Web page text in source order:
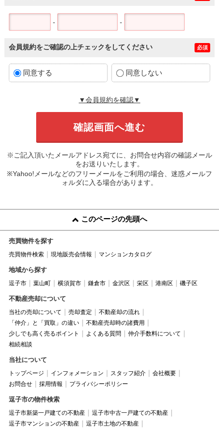
- -
会員規約をご確認の上チェックをしてください 必須
同意する 同意しない
▼会員規約を確認▼
※ご記入頂いたメールアドレス宛てに、お問合せ内容の確認メール
をお送りいたします。
※Yahoo!メールなどのフリーメールをご利用の場合、迷惑メールフ
ォルダに入る場合があります。
このページの先頭へ
売買物件を探す
売買物件検索 現地販売会情報 マンションカタログ
地域から探す
逗子市 葉山町 横須賀市 鎌倉市 金沢区 栄区 港南区 磯子区
不動産売却について
当社の売却について 売却査定
不動産却の流れ
「仲介」と「買取」の違い
不動産売却時の諸費用
少しでも高く売るポイント
よくある質問
仲介手数料について
相続相談
当社について
トップページ インフォメーション スタッフ紹介
会社概要
お問合せ
採用情報 プライバシーポリシー
逗子市の物件検索
逗子市新築一戸建ての不動産
逗子市中古一戸建ての不動産
逗子市マンションの不動産
逗子市土地の不動産